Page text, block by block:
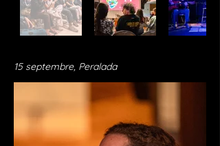
15 septembre, Peralada